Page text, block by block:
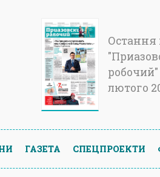
Остання
робочий"
лютого
ГАЗЕТА СПЕЦПРОЕКТИ